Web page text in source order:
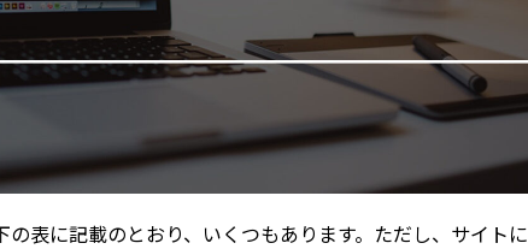
表に記載のとおり、いくつもあります。ただし、サイト